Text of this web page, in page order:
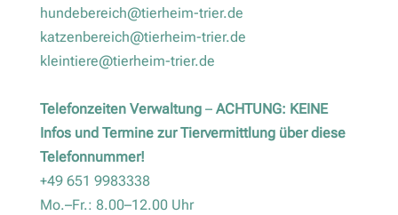
hundebereich@tierheim-trier.de
katzenbereich@tierheim-trier.de
kleintiere@tierheim-trier.de
Telefonzeiten Verwaltung– ACHTUNG: KEINE
Infos und Termine zur Tiervermittlung über diese
Telefonnummer!
+49 651 9983338
Mo.–Fr.: 8.00–12.00 Uhr